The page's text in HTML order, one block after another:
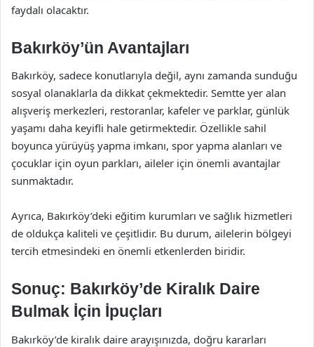
faydalı olacaktır.
Bakırköy’ün Avantajları
Bakırköy, sadece konutlarıyla değil, aynı zamanda sunduğu
sosyal olanaklarla da dikkat çekmektedir. Semtte yer alan
alışveriş merkezleri, restoranlar, kafeler ve parklar, günlük
yaşamı daha keyifli hale getirmektedir. Özellikle sahil
boyunca yürüyüş yapma imkanı, spor yapma alanları ve
çocuklar için oyun parkları, aileler için önemli avantajlar
sunmaktadır.
Ayrıca, Bakırköy’deki eğitim kurumları ve sağlık hizmetleri
de oldukça kaliteli ve çeşitlidir. Bu durum, ailelerin bölgeyi
tercih etmesindeki en önemli etkenlerden biridir.
Sonuç: Bakırköy’de Kiralık Daire
Bulmak İçin İpuçları
Bakırköy’de kiralık daire arayışınızda, doğru kararları